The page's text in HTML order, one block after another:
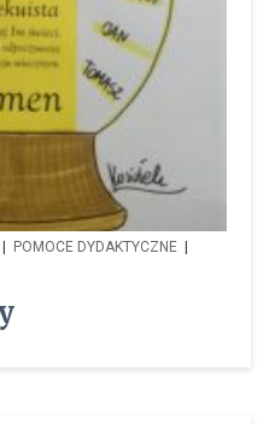
| POMOCE DYDAKTYCZNE |